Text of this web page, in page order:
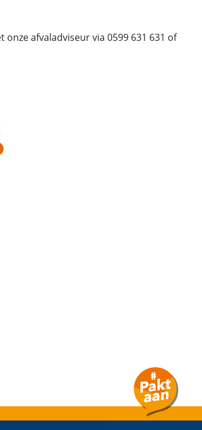
afvaladviseur via 0599 631 631 of